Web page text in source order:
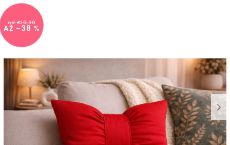
od €10,90
AŽ –38 %